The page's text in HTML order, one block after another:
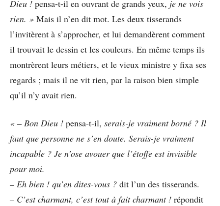
Dieu ! pensa-t-il en ouvrant de grands yeux, je ne vois
rien. » Mais il n’en dit mot. Les deux tisserands
l’invitèrent à s’approcher, et lui demandèrent comment
il trouvait le dessin et les couleurs. En même temps ils
montrèrent leurs métiers, et le vieux ministre y fixa ses
regards ; mais il ne vit rien, par la raison bien simple
qu’il n’y avait rien.
« – Bon Dieu ! pensa-t-il, serais-je vraiment borné ? Il
faut que personne ne s’en doute. Serais-je vraiment
incapable ? Je n’ose avouer que l’étoffe est invisible
pour moi.
– Eh bien ! qu’en dites-vous ? dit l’un des tisserands.
– C’est charmant, c’est tout à fait charmant ! répondit